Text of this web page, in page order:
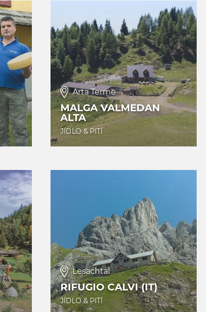
Arta Terme
MALGA VALMEDAN
ALTA
JÍDLO & PITÍ
Lesachtal
RIFUGIO CALVI (IT)
JÍDLO & PITÍ